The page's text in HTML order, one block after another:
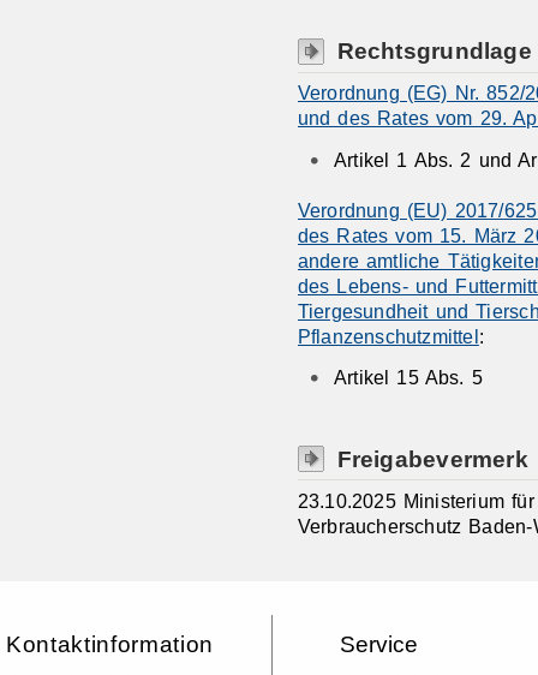
Rechtsgrundlage
Verordnung (EG) Nr. 852/
und des Rates vom 29.
Artikel 1 Abs. 2 und
Verordnung (EU) 2017/
des Rates vom 15. März
andere amtliche
des Lebens- und
Tiergesundheit und
Pflanzenschutzmittel:
Artikel 15 Abs. 5
Freigabevermerk
23.10.2025 Ministerium
Verbraucherschutz Baden-
Kontaktinformation Service